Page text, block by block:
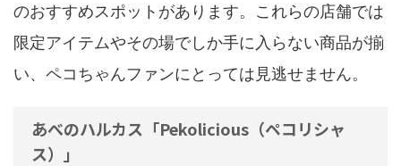
のおすすめスポットがあります。これらの店舗では
限定アイテムやその場でしか手に入らない商品が揃
い、ペコちゃんファンにとっては見逃せません。
あべのハルカス「Pekolicious（ペコリシャ
ス）」